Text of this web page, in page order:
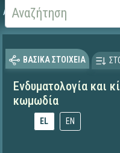
Αρχική
ΒΑΣΙΚΑ ΣΤΟΙΧΕΙΑ
Ενδυματολογία και
κωμωδία
EL EN